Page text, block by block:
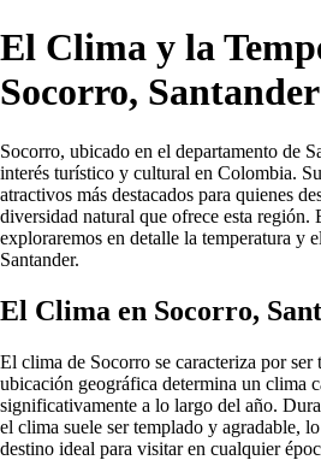
El Clima y la
Socorro, Santander
Socorro, ubicado en el departamento de
interés turístico y cultural en Colombia.
atractivos más destacados para quienes
diversidad natural que ofrece esta región.
exploraremos en detalle la temperatura y
Santander.
El Clima en Socorro,
El clima de Socorro se caracteriza por ser
ubicación geográfica determina un clima
significativamente a lo largo del año.
el clima suele ser templado y agradable,
destino ideal para visitar en cualquier